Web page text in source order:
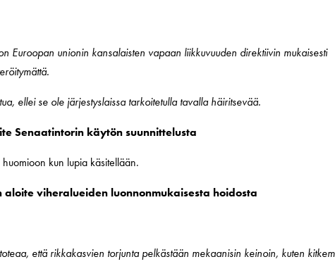
Euroopan unionin kansalaisten vapaan liikkuvuuden direktiivin mukaisesti
ellei se ole järjestyslaissa tarkoitetulla tavalla häiritsevää.
Senaatintorin käytön suunnittelusta
kun lupia käsitellään.
viheralueiden luonnonmukaisesta hoidosta
että rikkakasvien torjunta pelkästään mekaanisin keinoin, kuten